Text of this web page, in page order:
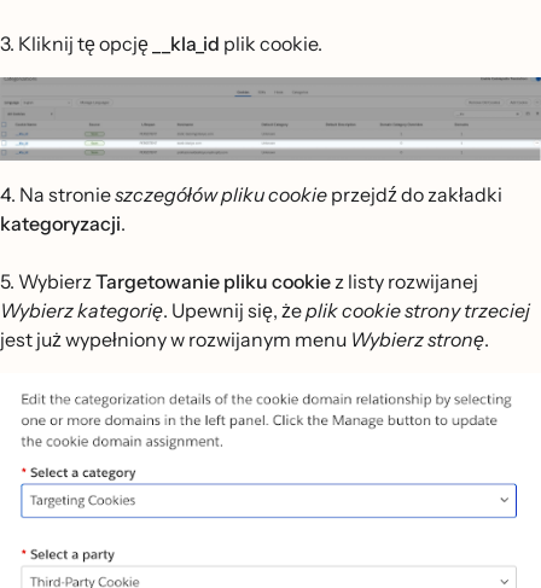
3. Kliknij tę opcję __kla_id plik cookie.
4. Na stronieszczegółów pliku cookie przejdź do zakładki
kategoryzacji.
5. WybierzTargetowanie pliku cookiez listy rozwijanej
Wybierz kategorię. Upewnij się, żeplik cookie strony trzeciej
jest już wypełniony w rozwijanym menu Wybierz stronę.